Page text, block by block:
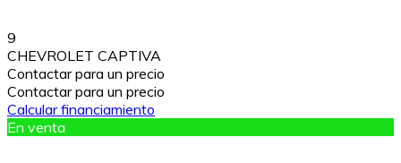
9
CHEVROLET CAPTIVA
Contactar para un precio
Contactar para un precio
Calcular financiamiento
En venta